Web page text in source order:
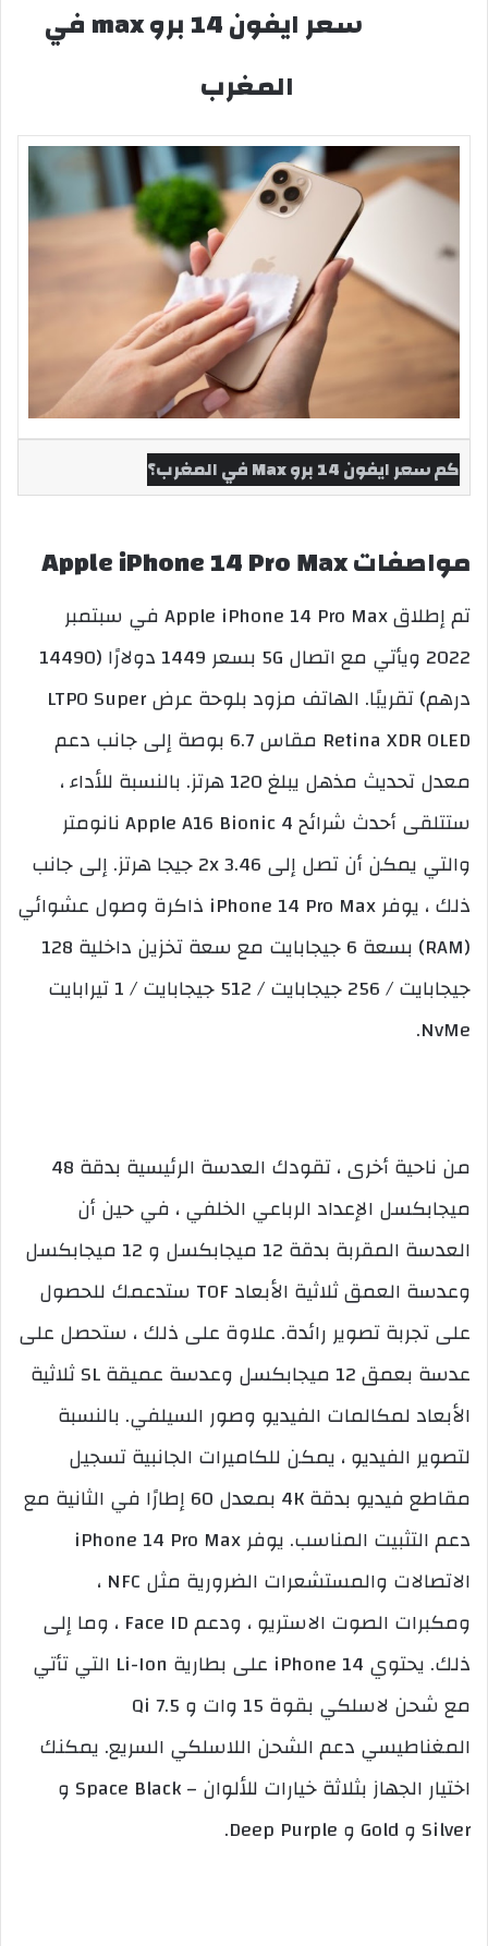
سعر ايفون 14 برو max في
المغرب
كم سعر ايفون 14 برو Max في المغرب؟
مواصفات Apple iPhone 14 Pro Max
تم إطلاق Apple iPhone 14 Pro Max في سبتمبر
2022 ويأتي مع اتصال 5G بسعر 1449 دولارًا (14490
درهم) تقريبًا. الهاتف مزود بلوحة عرض LTPO Super
Retina XDR OLED مقاس 6.7 بوصة إلى جانب دعم
معدل تحديث مذهل يبلغ 120 هرتز. بالنسبة للأداء ،
ستتلقى أحدث شرائح Apple A16 Bionic 4 نانومتر
والتي يمكن أن تصل إلى 2x 3.46 جيجا هرتز. إلى جانب
ذلك ، يوفر iPhone 14 Pro Max ذاكرة وصول عشوائي
(RAM) بسعة 6 جيجابايت مع سعة تخزين داخلية 128
جيجابايت / 256 جيجابايت / 512 جيجابايت / 1 تيرابايت
NvMe.
من ناحية أخرى ، تقودك العدسة الرئيسية بدقة 48
ميجابكسل الإعداد الرباعي الخلفي ، في حين أن
العدسة المقربة بدقة 12 ميجابكسل و 12 ميجابكسل
وعدسة العمق ثلاثية الأبعاد TOF ستدعمك للحصول
على تجربة تصوير رائدة. علاوة على ذلك ، ستحصل على
عدسة بعمق 12 ميجابكسل وعدسة عميقة SL ثلاثية
الأبعاد لمكالمات الفيديو وصور السيلفي. بالنسبة
لتصوير الفيديو ، يمكن للكاميرات الجانبية تسجيل
مقاطع فيديو بدقة 4K بمعدل 60 إطارًا في الثانية مع
دعم التثبيت المناسب. يوفر iPhone 14 Pro Max
الاتصالات والمستشعرات الضرورية مثل NFC ،
ومكبرات الصوت الاستريو ، ودعم Face ID ، وما إلى
ذلك. يحتوي iPhone 14 على بطارية Li-Ion التي تأتي
مع شحن لاسلكي بقوة 15 وات و 7.5 Qi
المغناطيسي دعم الشحن اللاسلكي السريع. يمكنك
اختيار الجهاز بثلاثة خيارات للألوان – Space Black و
Silver و Gold و Deep Purple.